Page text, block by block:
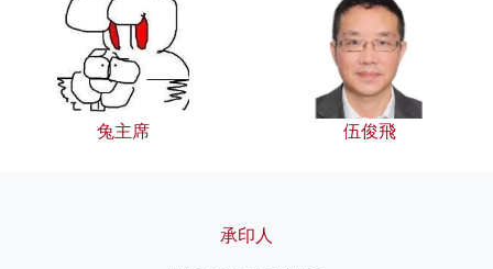
兔主席 伍俊飛
承印人